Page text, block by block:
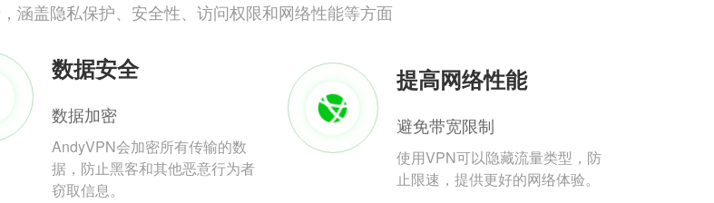
涵盖隐私保护、安全性、访问权限和网络性能等方面
数据安全
数据加密
AndyVPN会加密所有传输的数
据，防止黑客和其他恶意行为者
窃取信息。
提高网络性能
避免带宽限制
使用VPN可以隐藏流量类型，防
止限速，提供更好的网络体验。